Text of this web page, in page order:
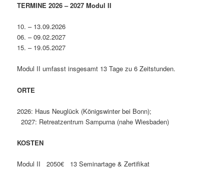
TERMINE 2026 – 2027 Modul II
10. – 13.09.2026
06. – 09.02.2027
15. – 19.05.2027
Modul II umfasst insgesamt 13 Tage zu 6 Zeitstunden.
ORTE
2026: Haus Neuglück (Königswinter bei Bonn);
2027: Retreatzentrum Sampurna (nahe Wiesbaden)
KOSTEN
Modul II 2050€ 13 Seminartage & Zertifikat